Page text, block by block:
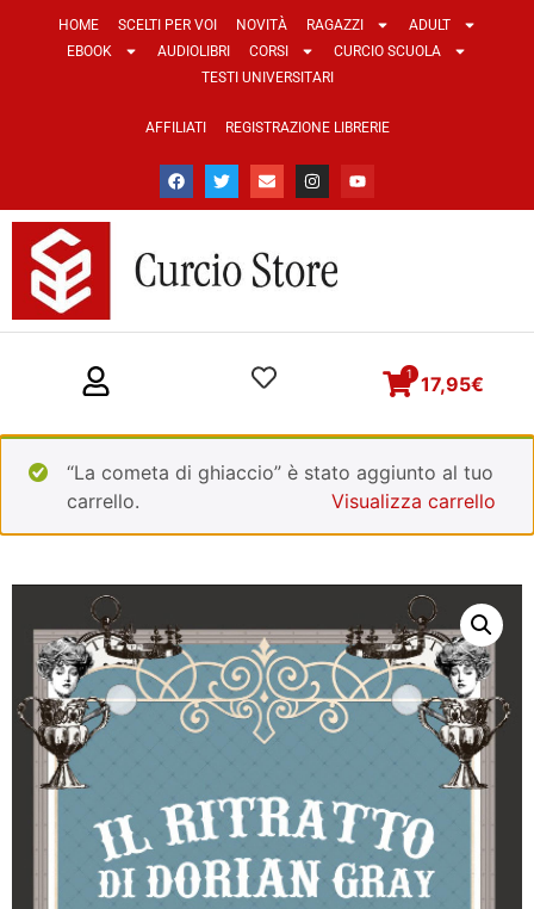
HOME SCELTI PER VOI NOVITÀ RAGAZZI
ADULT
EBOOK
AUDIOLIBRI CORSI
CURCIO SCUOLA
TESTI UNIVERSITARI
AFFILIATI REGISTRAZIONE LIBRERIE
17,95€
1
“La cometa di ghiaccio” è stato aggiunto al tuo
carrello.
Visualizza carrello